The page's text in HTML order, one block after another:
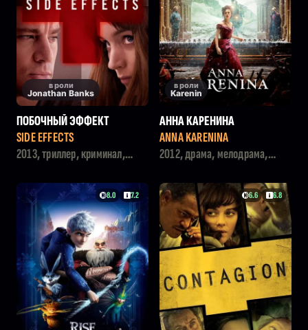
в роли
Jonathan Banks
ПОБОЧНЫЙ ЭФФЕКТ
SIDE EFFECTS
2013, триллер, криминал,
в роли
Karenin
АННА КАРЕНИНА
ANNA KARENINA
2012, драма, мелодрама,
8.0 7.2 6.6 6.8